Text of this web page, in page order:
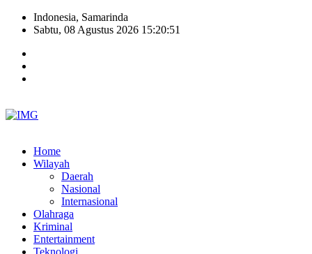
Indonesia, Samarinda
Sabtu, 08 Agustus 2026 15:20:52
Home
Wilayah
Daerah
Nasional
Internasional
Olahraga
Kriminal
Entertainment
Teknologi